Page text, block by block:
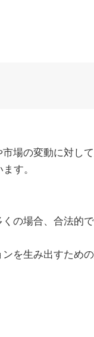
場の変動に対し
す。
の場合、合法的
を生み出すため